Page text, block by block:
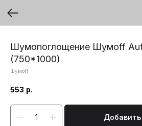
Шумопоглощение Шумоff
(750*1000)
Шумоff
553 р.
Добавить